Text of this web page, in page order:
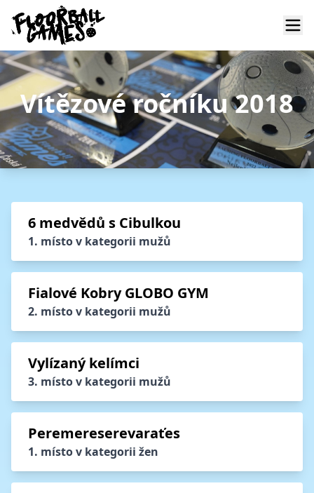
Vítězové ročníku 2018
6 medvědů s Cibulkou
1. místo v kategorii mužů
Fialové Kobry GLOBO GYM
2. místo v kategorii mužů
Vylízaný kelímci
3. místo v kategorii mužů
Peremereserevaraťes
1. místo v kategorii žen